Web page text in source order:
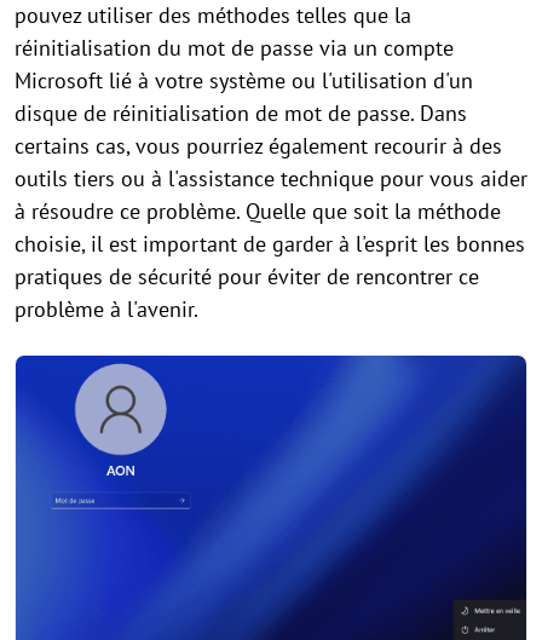
pouvez utiliser des méthodes telles que la
réinitialisation du mot de passe via un compte
Microsoft lié à votre système ou l'utilisation d'un
disque de réinitialisation de mot de passe. Dans
certains cas, vous pourriez également recourir à des
outils tiers ou à l'assistance technique pour vous aider
à résoudre ce problème. Quelle que soit la méthode
choisie, il est important de garder à l'esprit les bonnes
pratiques de sécurité pour éviter de rencontrer ce
problème à l'avenir.